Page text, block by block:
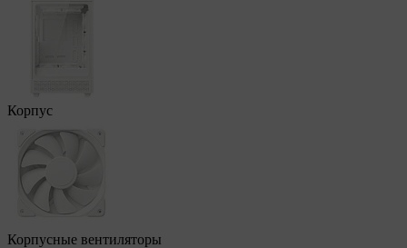
Корпус
Корпусные вентиляторы